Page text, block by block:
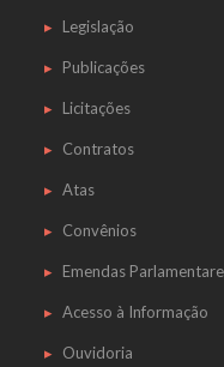
Legislação
Publicações
Licitações
Contratos
Atas
Convênios
Emendas
Acesso à Informação
Ouvidoria